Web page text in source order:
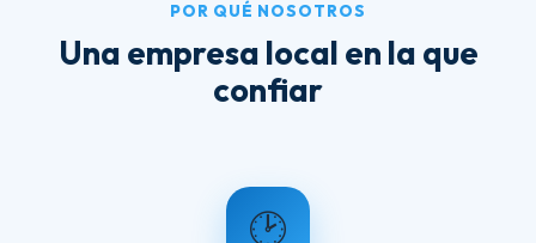
POR QUÉ NOSOTROS
Una empresa local en la que
confiar
🕑